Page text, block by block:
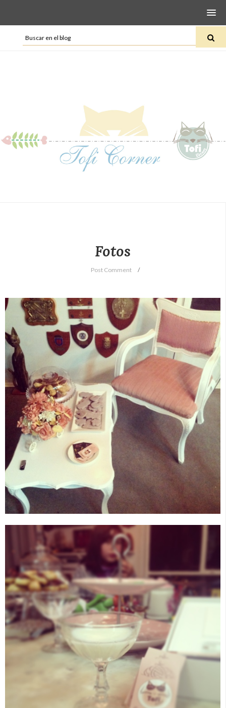
Fotos
Post Comment